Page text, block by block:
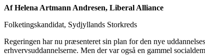
Af Helena Artmann Andresen, Liberal Alliance
Folketingskandidat, Sydjyllands Storkreds
Regeringen har nu præsenteret sin plan for den nye
erhvervsuddannelserne. Men der var også en gammel